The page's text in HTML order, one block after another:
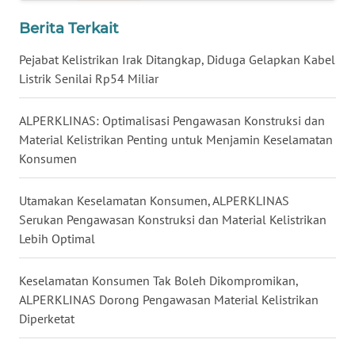
Berita Terkait
Pejabat Kelistrikan Irak Ditangkap, Diduga Gelapkan Kabel
Listrik Senilai Rp54 Miliar
ALPERKLINAS: Optimalisasi Pengawasan Konstruksi dan
Material Kelistrikan Penting untuk Menjamin Keselamatan
Konsumen
Utamakan Keselamatan Konsumen, ALPERKLINAS
Serukan Pengawasan Konstruksi dan Material Kelistrikan
Lebih Optimal
Keselamatan Konsumen Tak Boleh Dikompromikan,
ALPERKLINAS Dorong Pengawasan Material Kelistrikan
Diperketat
WN
SULSEL
GORONTALO
WN